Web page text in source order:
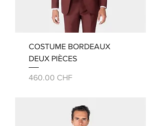
COSTUME BORDEAUX
DEUX PIÈCES
Prix
460.00 CHF